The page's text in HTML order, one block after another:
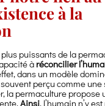
à la
plus puissants de la
à réconcilier
dans un modèle
perçu comme
la permaculture propose
Ainsi, l’humain n’y